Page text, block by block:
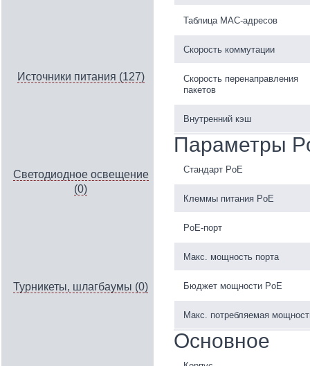
Источники питания (127)
Светодиодное освещение
(0)
Турникеты, шлагбаумы (0)
Таблица MAC-адресов
Скорость коммутации
Скорость перенаправления
пакетов
Внутренний кэш
Параметры
Стандарт PoE
Клеммы питания PoE
PoE-порт
Макс. мощность порта
Бюджет мощности PoE
Макс. потребляемая
Основное